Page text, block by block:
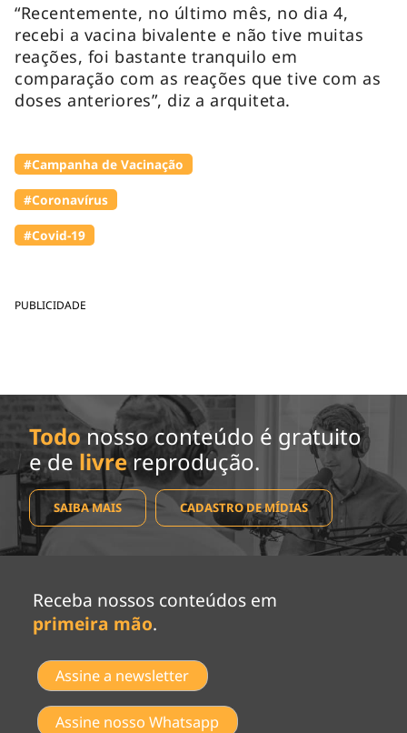
PUBLICIDADE
“Recentemente, no último mês, no dia 4,
recebi a vacina bivalente e não tive muitas
reações, foi bastante tranquilo em
comparação com as reações que tive com as
doses anteriores”, diz a arquiteta.
#Campanha de Vacinação
#Coronavírus
#Covid-19
Todo nosso conteúdo é gratuito
e de livrereprodução.
SAIBA MAIS CADASTRO DE MÍDIAS
Receba nossos conteúdos em
primeira mão.
Assine a newsletter
Assine nosso Whatsapp